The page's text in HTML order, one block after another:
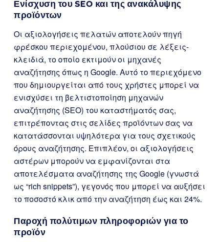
Ενίσχυση του SEO και της ανακάλυψης
προϊόντων
Οι αξιολογήσεις πελατών αποτελούν πηγή
φρέσκου περιεχομένου, πλούσιου σε λέξεις-
κλειδιά, το οποίο εκτιμούν οι μηχανές
αναζήτησης όπως η Google. Αυτό το περιεχόμενο
που δημιουργείται από τους χρήστες μπορεί να
ενισχύσει τη βελτιστοποίηση μηχανών
αναζήτησης (SEO) του καταστήματός σας,
επιτρέποντας στις σελίδες προϊόντων σας να
κατατάσσονται υψηλότερα για τους σχετικούς
όρους αναζήτησης. Επιπλέον, οι αξιολογήσεις
αστέρων μπορούν να εμφανίζονται στα
αποτελέσματα αναζήτησης της Google (γνωστά
ως “rich snippets”), γεγονός που μπορεί να αυξήσει
το ποσοστό κλικ από την αναζήτηση έως και 24%.
Παροχή πολύτιμων πληροφοριών για το
προϊόν